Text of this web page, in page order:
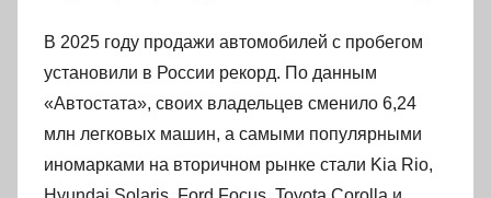
В 2025 году продажи автомобилей с пробегом
установили в России рекорд. По данным
«Автостата», своих владельцев сменило 6,24
млн легковых машин, а самыми популярными
иномарками на вторичном рынке стали Kia Rio,